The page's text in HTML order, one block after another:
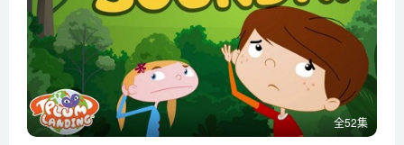
全52集